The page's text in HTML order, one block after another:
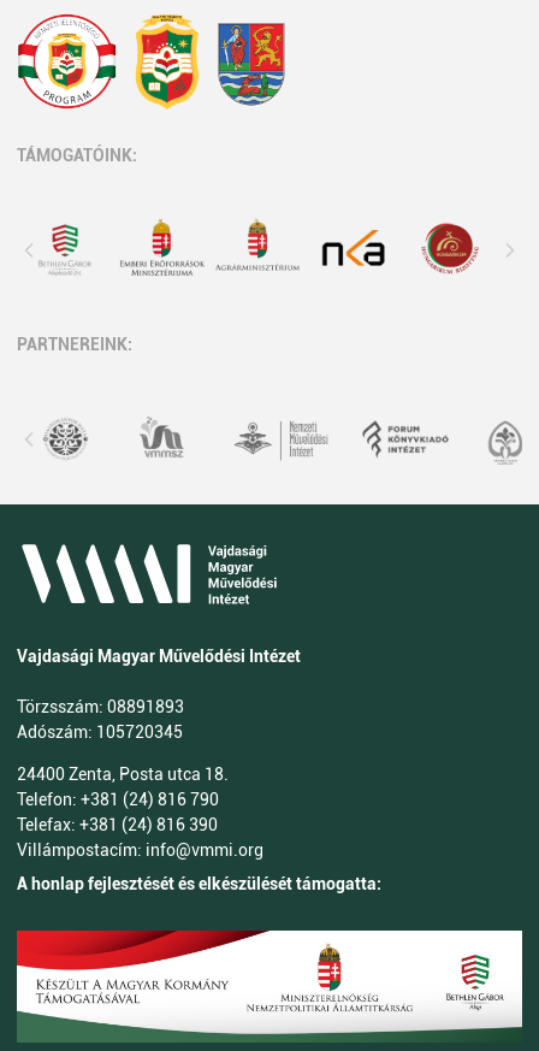
TÁMOGATÓINK:
PARTNEREINK:
Vajdasági Magyar Művelődési Intézet
Törzsszám: 08891893
Adószám: 105720345
24400 Zenta, Posta utca 18.
Telefon: +381 (24) 816 790
Telefax: +381 (24) 816 390
Villámpostacím: info@vmmi.org
A honlap fejlesztését és elkészülését támogatta: